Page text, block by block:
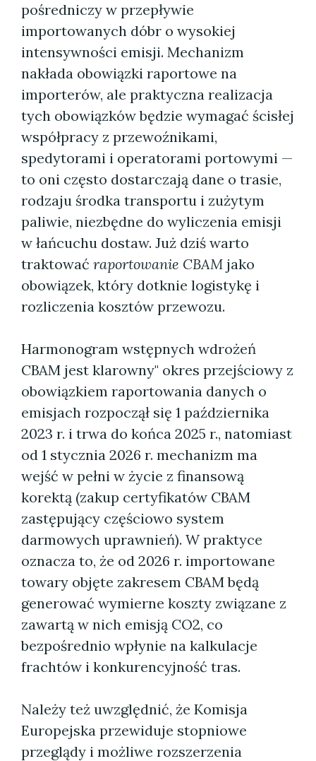
pośredniczy w przepływie
importowanych dóbr o wysokiej
intensywności emisji. Mechanizm
nakłada obowiązki raportowe na
importerów, ale praktyczna realizacja
tych obowiązków będzie wymagać ścisłej
współpracy z przewoźnikami,
spedytorami i operatorami portowymi —
to oni często dostarczają dane o trasie,
rodzaju środka transportu i zużytym
paliwie, niezbędne do wyliczenia emisji
w łańcuchu dostaw. Już dziś warto
traktować raportowanie CBAM jako
obowiązek, który dotknie logistykę i
rozliczenia kosztów przewozu.
Harmonogram wstępnych wdrożeń
CBAM jest klarowny" okres przejściowy z
obowiązkiem raportowania danych o
emisjach rozpoczął się 1 października
2023 r. i trwa do końca 2025 r., natomiast
od 1 stycznia 2026 r. mechanizm ma
wejść w pełni w życie z finansową
korektą (zakup certyfikatów CBAM
zastępujący częściowo system
darmowych uprawnień). W praktyce
oznacza to, że od 2026 r. importowane
towary objęte zakresem CBAM będą
generować wymierne koszty związane z
zawartą w nich emisją CO2, co
bezpośrednio wpłynie na kalkulacje
frachtów i konkurencyjność tras.
Należy też uwzględnić, że Komisja
Europejska przewiduje stopniowe
przeglądy i możliwe rozszerzenia